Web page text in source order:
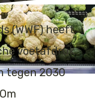
(WWF) heeft
voetafdruk
tegen 2030